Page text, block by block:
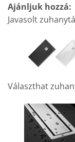
Ajánljuk hozzá:
Javasolt
Választhat